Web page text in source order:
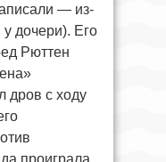
— из-
дочери). Его
Рюттен
дров с ходу
проиграла